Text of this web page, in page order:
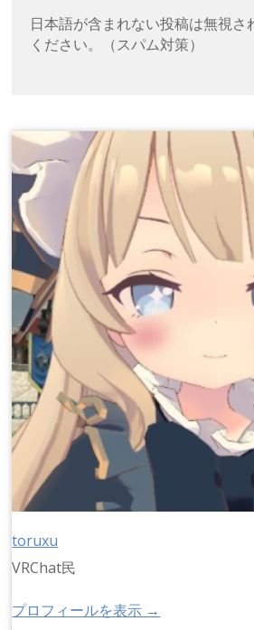
日本語が含まれない投稿は無視さ
ください。（スパム対策）
toruxu
VRChat民
プロフィールを表示 →